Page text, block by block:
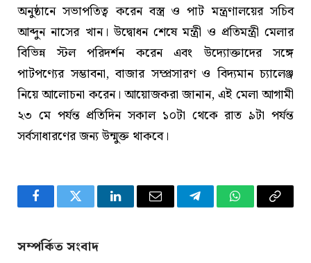
অনুষ্ঠানে সভাপতিত্ব করেন বস্ত্র ও পাট মন্ত্রণালয়ের সচিব
আব্দুন নাসের খান। উদ্বোধন শেষে মন্ত্রী ও প্রতিমন্ত্রী মেলার
বিভিন্ন স্টল পরিদর্শন করেন এবং উদ্যোক্তাদের সঙ্গে
পাটপণ্যের সম্ভাবনা, বাজার সম্প্রসারণ ও বিদ্যমান চ্যালেঞ্জ
নিয়ে আলোচনা করেন। আয়োজকরা জানান, এই মেলা আগামী
২৩ মে পর্যন্ত প্রতিদিন সকাল ১০টা থেকে রাত ৯টা পর্যন্ত
সর্বসাধারণের জন্য উন্মুক্ত থাকবে।
FacebookTwitter LinkedInEmail TelegramWhatsApp
Copy
সম্পর্কিত সংবাদ